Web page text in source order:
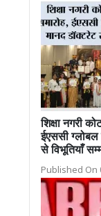
शिक्षा नगरी
ईएससी ग्लोबल
से विभूतियाँ
Published On